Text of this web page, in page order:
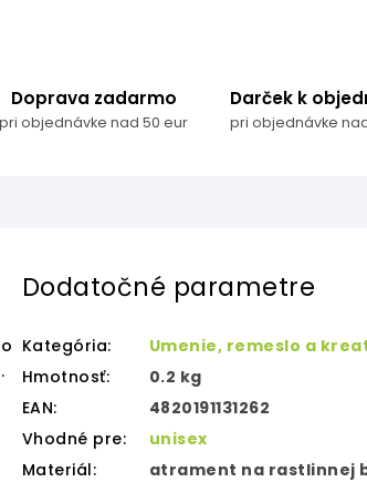
Doprava zadarmo
pri objednávke nad 50 eur
Darček k
pri objednávke
Dodatočné parametre
Kategória:
Umenie, remeslo a
Hmotnosť:
0.2 kg
EAN:
4820191131262
Vhodné pre:
unisex
Materiál: atrament na rastlinnej